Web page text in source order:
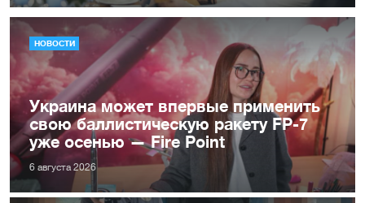
НОВОСТИ
Украина может впервые применить
свою баллистическую ракету FP-7
уже осенью — Fire Point
6 августа 2026